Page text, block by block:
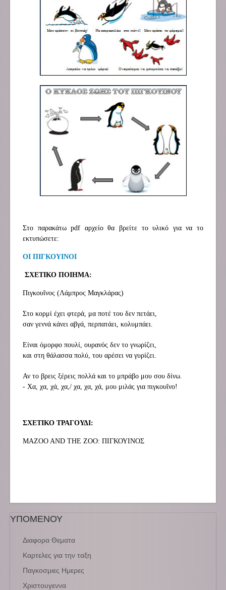
Στο παρακάτω pdf αρχείο θα βρείτε το υλικό για να το
εκτυπώσετε:
ΟΙ ΠΙΓΚΟΥΙΝΟΙ
ΣΧΕΤΙΚΟ ΠΟΙΗΜΑ:
Πιγκουΐνος (Λάμπρος Μαγκλάρας)
Στο κορμί έχει φτερά, μα ποτέ του δεν πετάει,
σαν γεννά κάνει αβγά, περπατάει, κολυμπάει.
Είναι όμορφο πουλί, ουρανός δεν το γνωρίζει,
και στη θάλασσα πολύ, του αρέσει να γυρίζει.
Αν το βρεις ξέρεις πολλά και το μπράβο μου σου δίνω.
- Χα, χα, χά, χα,/ χα, χα, χά, μου μιλάς για πιγκουΐνο!
ΣΧΕΤΙΚΟ ΤΡΑΓΟΥΔΙ:
MAZOO AND THE ZOO: ΠΙΓΚΟΥΙΝΟΣ
ΥΠΟΜΕΝΟΥ
Διαφορα Θεματα
Καρτελες για την ταξη
Παγκοσμιες Ημερες
Χριστουγεννα